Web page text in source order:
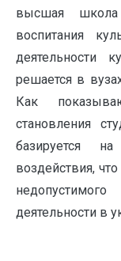
высшая школа
воспитания
деятельности
решается в
Как
становления
базируется
воздействия,
деятельности в